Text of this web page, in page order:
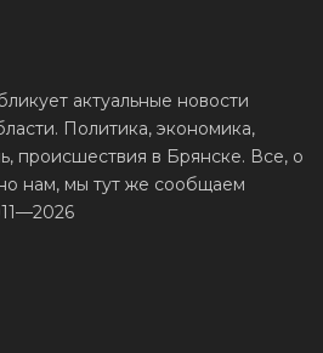
актуальные новости
Политика, экономика,
происшествия в Брянске. Все, о
нам, мы тут же сообщаем